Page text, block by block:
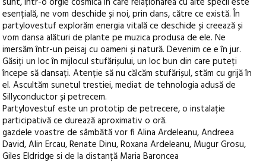
esențială, ne vom deschide și noi, prin dans, către ce există. În
partylovestuf explorăm energia vitală ce deschide și creează și
vom dansa alături de plante pe muzica produsa de ele. Ne
imersăm într-un peisaj cu oameni și natură. Devenim ce e în jur.
Găsiți un loc în mijlocul stufărișului, un loc bun din care puteți
începe să dansați. Atenție să nu călcăm stufărișul, stăm cu grijă în
el. Ascultăm sunetul trestiei, mediat de tehnologia adusă de
Sillyconductor și petrecem.
Partylovestuf este un prototip de petrecere, o instalație
participativă ce durează aproximativ o oră.
gazdele voastre de sâmbătă vor fi Alina Ardeleanu, Andreea
David, Alin Ercau, Renate Dinu, Roxana Ardeleanu, Mugur Grosu,
Giles Eldridge si de la distanță Maria Baroncea